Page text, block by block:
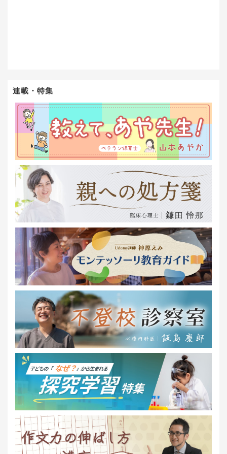
連載・特集